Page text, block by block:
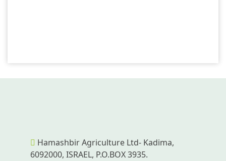
Hamashbir Agriculture Ltd- Kadima,
6092000, ISRAEL, P.O.BOX 3935.